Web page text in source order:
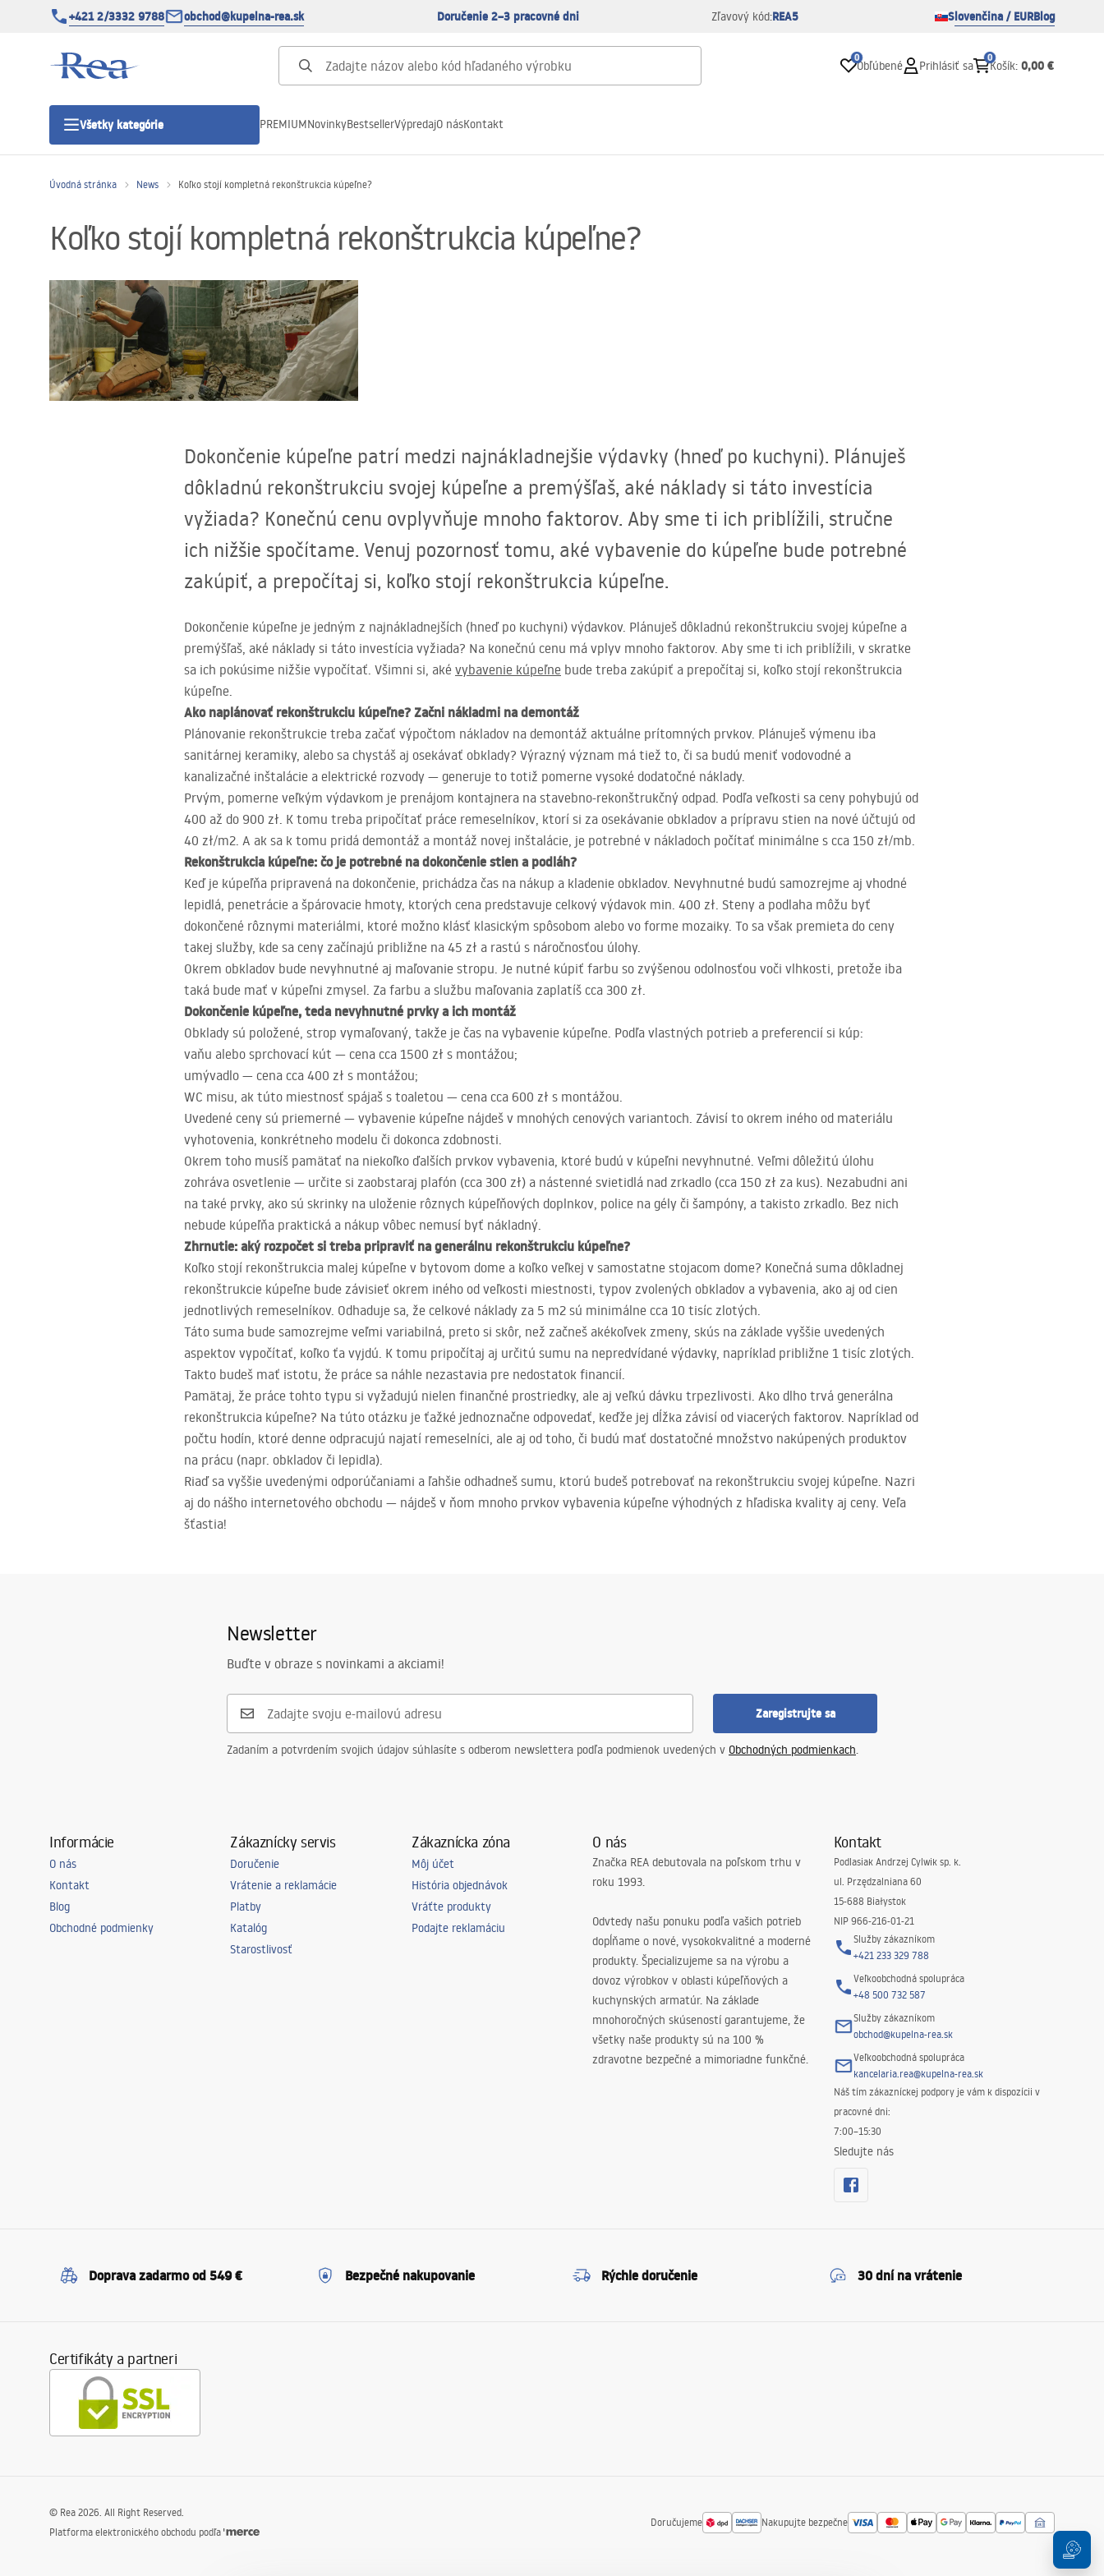
+421 2/3332 9788 obchod@kupelna-rea.sk Doručenie 2–3 pracovné dni Zľavový kód:REA5 Slovenčina / EURBlog
0
Obľúbené Prihlásiť sa
0
Košík: 0,00 €
Všetky kategórie
Sprchové dvere
Sprchové vaničky
Sprchové žľaby
Sanitárna keramika
Kúpeľňové doplnky a nábytok
PREMIUMNovinkyBestsellerVýpredajO násKontakt
Úvodná stránka News Koľko stojí kompletná rekonštrukcia kúpeľne?
Koľko stojí kompletná rekonštrukcia kúpeľne?
Dokončenie kúpeľne patrí medzi najnákladnejšie výdavky (hneď po kuchyni). Plánuješ
dôkladnú rekonštrukciu svojej kúpeľne a premýšľaš, aké náklady si táto investícia
vyžiada? Konečnú cenu ovplyvňuje mnoho faktorov. Aby sme ti ich priblížili, stručne
ich nižšie spočítame. Venuj pozornosť tomu, aké vybavenie do kúpeľne bude potrebné
zakúpiť, a prepočítaj si, koľko stojí rekonštrukcia kúpeľne.
Dokončenie kúpeľne je jedným z najnákladnejších (hneď po kuchyni) výdavkov. Plánuješ dôkladnú rekonštrukciu svojej kúpeľne a
premýšľaš, aké náklady si táto investícia vyžiada? Na konečnú cenu má vplyv mnoho faktorov. Aby sme ti ich priblížili, v skratke
sa ich pokúsime nižšie vypočítať. Všimni si, aké vybavenie kúpeľne bude treba zakúpiť a prepočítaj si, koľko stojí rekonštrukcia
kúpeľne.
Ako naplánovať rekonštrukciu kúpeľne? Začni nákladmi na demontáž
Plánovanie rekonštrukcie treba začať výpočtom nákladov na demontáž aktuálne prítomných prvkov. Plánuješ výmenu iba
sanitárnej keramiky, alebo sa chystáš aj osekávať obklady? Výrazný význam má tiež to, či sa budú meniť vodovodné a
kanalizačné inštalácie a elektrické rozvody — generuje to totiž pomerne vysoké dodatočné náklady.
Prvým, pomerne veľkým výdavkom je prenájom kontajnera na stavebno-rekonštrukčný odpad. Podľa veľkosti sa ceny pohybujú od
400 až do 900 zł. K tomu treba pripočítať práce remeselníkov, ktorí si za osekávanie obkladov a prípravu stien na nové účtujú od
40 zł/m2. A ak sa k tomu pridá demontáž a montáž novej inštalácie, je potrebné v nákladoch počítať minimálne s cca 150 zł/mb.
Rekonštrukcia kúpeľne: čo je potrebné na dokončenie stien a podláh?
Keď je kúpeľňa pripravená na dokončenie, prichádza čas na nákup a kladenie obkladov. Nevyhnutné budú samozrejme aj vhodné
lepidlá, penetrácie a špárovacie hmoty, ktorých cena predstavuje celkový výdavok min. 400 zł. Steny a podlaha môžu byť
dokončené rôznymi materiálmi, ktoré možno klásť klasickým spôsobom alebo vo forme mozaiky. To sa však premieta do ceny
takej služby, kde sa ceny začínajú približne na 45 zł a rastú s náročnosťou úlohy.
Okrem obkladov bude nevyhnutné aj maľovanie stropu. Je nutné kúpiť farbu so zvýšenou odolnosťou voči vlhkosti, pretože iba
taká bude mať v kúpeľni zmysel. Za farbu a službu maľovania zaplatíš cca 300 zł.
Dokončenie kúpeľne, teda nevyhnutné prvky a ich montáž
Obklady sú položené, strop vymaľovaný, takže je čas na vybavenie kúpeľne. Podľa vlastných potrieb a preferencií si kúp:
vaňu alebo sprchovací kút — cena cca 1500 zł s montážou;
umývadlo — cena cca 400 zł s montážou;
WC misu, ak túto miestnosť spájaš s toaletou — cena cca 600 zł s montážou.
Uvedené ceny sú priemerné — vybavenie kúpeľne nájdeš v mnohých cenových variantoch. Závisí to okrem iného od materiálu
vyhotovenia, konkrétneho modelu či dokonca zdobnosti.
Okrem toho musíš pamätať na niekoľko ďalších prvkov vybavenia, ktoré budú v kúpeľni nevyhnutné. Veľmi dôležitú úlohu
zohráva osvetlenie — určite si zaobstaraj plafón (cca 300 zł) a nástenné svietidlá nad zrkadlo (cca 150 zł za kus). Nezabudni ani
na také prvky, ako sú skrinky na uloženie rôznych kúpeľňových doplnkov, police na gély či šampóny, a takisto zrkadlo. Bez nich
nebude kúpeľňa praktická a nákup vôbec nemusí byť nákladný.
Zhrnutie: aký rozpočet si treba pripraviť na generálnu rekonštrukciu kúpeľne?
Koľko stojí rekonštrukcia malej kúpeľne v bytovom dome a koľko veľkej v samostatne stojacom dome? Konečná suma dôkladnej
rekonštrukcie kúpeľne bude závisieť okrem iného od veľkosti miestnosti, typov zvolených obkladov a vybavenia, ako aj od cien
jednotlivých remeselníkov. Odhaduje sa, že celkové náklady za 5 m2 sú minimálne cca 10 tisíc zlotých.
Táto suma bude samozrejme veľmi variabilná, preto si skôr, než začneš akékoľvek zmeny, skús na základe vyššie uvedených
aspektov vypočítať, koľko ťa vyjdú. K tomu pripočítaj aj určitú sumu na nepredvídané výdavky, napríklad približne 1 tisíc zlotých.
Takto budeš mať istotu, že práce sa náhle nezastavia pre nedostatok financií.
Pamätaj, že práce tohto typu si vyžadujú nielen finančné prostriedky, ale aj veľkú dávku trpezlivosti. Ako dlho trvá generálna
rekonštrukcia kúpeľne? Na túto otázku je ťažké jednoznačne odpovedať, keďže jej dĺžka závisí od viacerých faktorov. Napríklad od
počtu hodín, ktoré denne odpracujú najatí remeselníci, ale aj od toho, či budú mať dostatočné množstvo nakúpených produktov
na prácu (napr. obkladov či lepidla).
Riaď sa vyššie uvedenými odporúčaniami a ľahšie odhadneš sumu, ktorú budeš potrebovať na rekonštrukciu svojej kúpeľne. Nazri
aj do nášho internetového obchodu — nájdeš v ňom mnoho prvkov vybavenia kúpeľne výhodných z hľadiska kvality aj ceny. Veľa
šťastia!
Newsletter
Buďte v obraze s novinkami a akciami!
Zaregistrujte sa
Zadaním a potvrdením svojich údajov súhlasíte s odberom newslettera podľa podmienok uvedených v Obchodných podmienkach.
Informácie
O nás
Kontakt
Blog
Obchodné podmienky
Zákaznícky servis
Doručenie
Vrátenie a reklamácie
Platby
Katalóg
Starostlivosť
Zákaznícka zóna
Môj účet
História objednávok
Vráťte produkty
Podajte reklamáciu
O nás
Značka REA debutovala na poľskom trhu v
roku 1993.
Odvtedy našu ponuku podľa vašich potrieb
dopĺňame o nové, vysokokvalitné a moderné
produkty. Špecializujeme sa na výrobu a
dovoz výrobkov v oblasti kúpeľňových a
kuchynských armatúr. Na základe
mnohoročných skúseností garantujeme, že
všetky naše produkty sú na 100 %
zdravotne bezpečné a mimoriadne funkčné.
Kontakt
Podlasiak Andrzej Cylwik sp. k.
ul. Przędzalniana 60
15-688 Białystok
NIP 966-216-01-21
Služby zákazníkom
+421 233 329 788
Veľkoobchodná spolupráca
+48 500 732 587
Služby zákazníkom
obchod@kupelna-rea.sk
Veľkoobchodná spolupráca
kancelaria.rea@kupelna-rea.sk
Náš tím zákazníckej podpory je vám k dispozícii v
pracovné dni:
7:00–15:30
Sledujte nás
Doprava zadarmo od 549 € Bezpečné nakupovanie Rýchle doručenie 30 dní na vrátenie
Certifikáty a partneri
Doručujeme Nakupujte bezpečne
© Rea 2026. All Right Reserved.
Platforma elektronického obchodu podľa